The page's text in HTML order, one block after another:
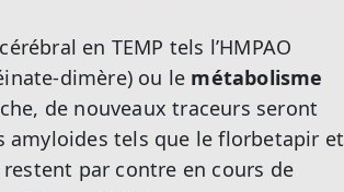
en TEMP tels l’HMPAO
dimère) ou le métabolisme
de nouveaux traceurs seront
amyloides tels que le florbetapir et
par contre en cours de